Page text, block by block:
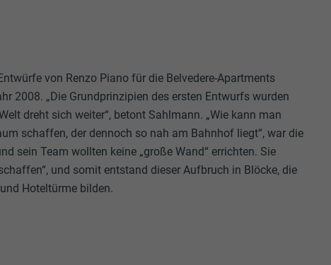
von Renzo Piano für die Belvedere-Apartments
2008. „Die Grundprinzipien des ersten Entwurfs wurden
dreht sich weiter“, betont Sahlmann. „Wie kann man
schaffen, der dennoch so nah am Bahnhof liegt“, war die
sein Team wollten keine „große Wand“ errichten. Sie
und somit entstand dieser Aufbruch in Blöcke, die
Hoteltürme bilden.